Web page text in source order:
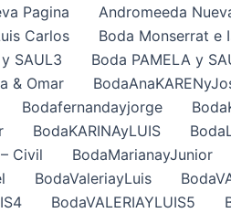
Pagina Andromeeda
Carlos Boda Monserrat e
SAUL3 Boda PAMELA y
& Omar
Bodafernandayjorge
BodaKARINAyLUIS
Civil BodaMarianayJunior
BodaValeriayLuis
BodaVALERIAYLUIS5